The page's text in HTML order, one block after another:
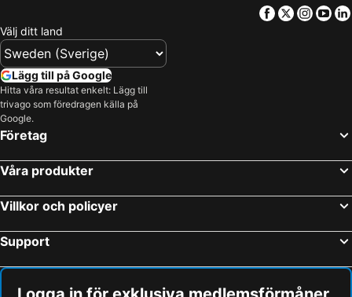
Facebook
Twitter
Välj ditt land
Lägg till på Google
Hitta våra resultat enkelt: Lägg till
trivago som föredragen källa på
Google.
Företag
Våra produkter
Villkor och policyer
Support